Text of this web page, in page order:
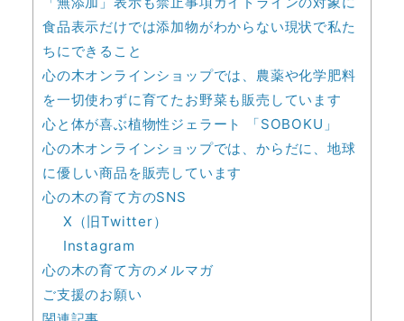
食品表示だけでは添加物がわからない現状で私た
ちにできること
心の木オンラインショップでは、農薬や化学肥料
を一切使わずに育てたお野菜も販売しています
心と体が喜ぶ植物性ジェラート 「SOBOKU」
心の木オンラインショップでは、からだに、地球
に優しい商品を販売しています
心の木の育て方のSNS
X（旧Twitter）
Instagram
心の木の育て方のメルマガ
ご支援のお願い